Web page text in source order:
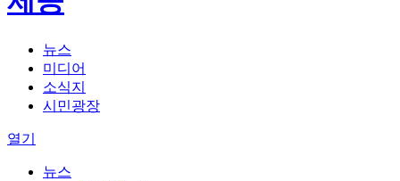
뉴스
미디어
소식지
시민광장
열기
뉴스